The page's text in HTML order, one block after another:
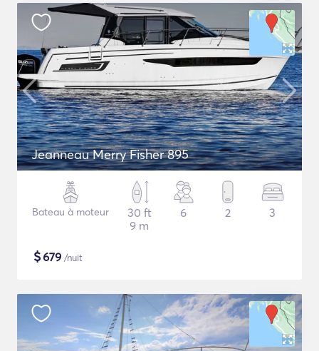
Jeanneau Merry Fisher 895
Bateau à moteur
30 ft
9 m
6 2 3
$679 /nuit